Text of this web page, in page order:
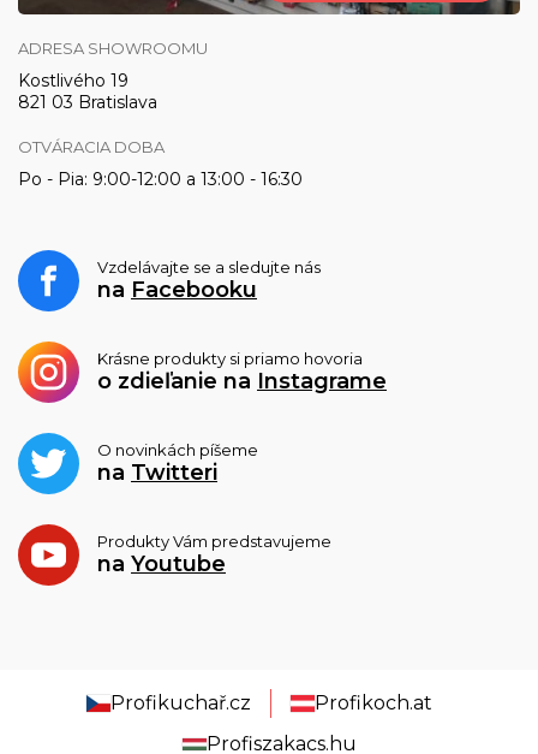
ADRESA SHOWROOMU
Kostlivého 19
821 03 Bratislava
OTVÁRACIA DOBA
Po - Pia: 9:00-12:00 a 13:00 - 16:30
Vzdelávajte se a sledujte nás
na Facebooku
Krásne produkty si priamo hovoria
o zdieľanie na Instagrame
O novinkách píšeme
na Twitteri
Produkty Vám predstavujeme
na Youtube
Profikuchař.cz
Profikoch.at
Profiszakacs.hu